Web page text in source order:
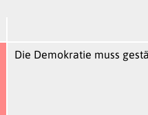
Die Demokratie muss